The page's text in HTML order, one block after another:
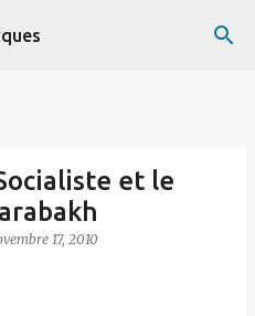
principal
et le
17, 2010